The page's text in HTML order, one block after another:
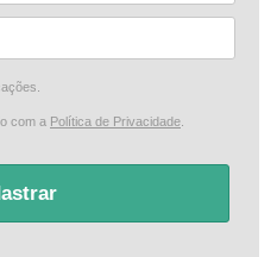
com a Política de Privacidade